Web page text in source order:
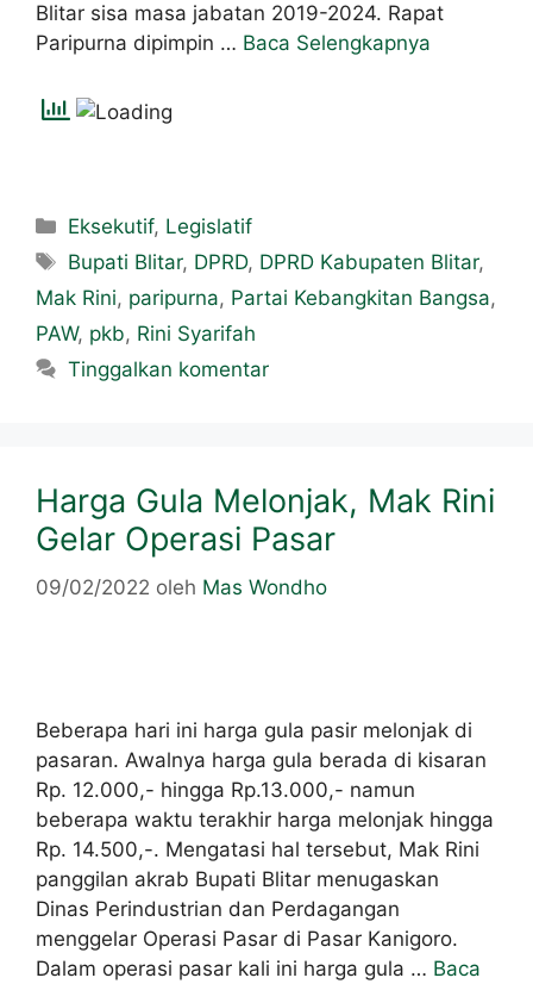
Blitar sisa masa jabatan 2019-2024. Rapat
Paripurna dipimpin … Baca Selengkapnya
Eksekutif, Legislatif
Bupati Blitar, DPRD, DPRD Kabupaten Blitar,
Mak Rini, paripurna, Partai Kebangkitan Bangsa,
PAW, pkb, Rini Syarifah
Tinggalkan komentar
Harga Gula Melonjak, Mak Rini
Gelar Operasi Pasar
09/02/2022 oleh Mas Wondho
Beberapa hari ini harga gula pasir melonjak di
pasaran. Awalnya harga gula berada di kisaran
Rp. 12.000,- hingga Rp.13.000,- namun
beberapa waktu terakhir harga melonjak hingga
Rp. 14.500,-. Mengatasi hal tersebut, Mak Rini
panggilan akrab Bupati Blitar menugaskan
Dinas Perindustrian dan Perdagangan
menggelar Operasi Pasar di Pasar Kanigoro.
Dalam operasi pasar kali ini harga gula … Baca